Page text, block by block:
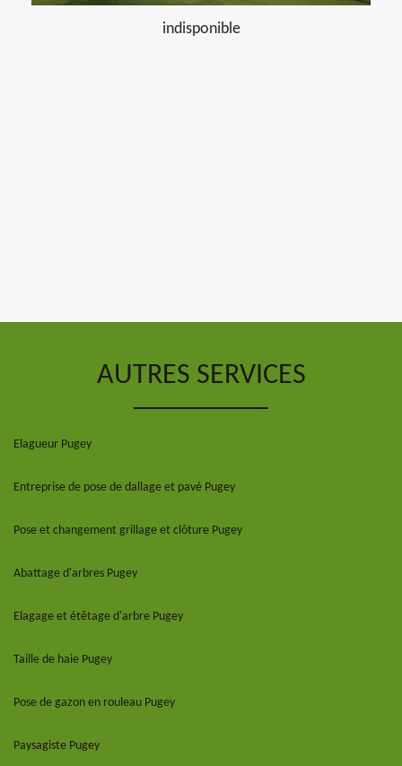
indisponible
AUTRES SERVICES
Elagueur Pugey
Entreprise de pose de dallage et pavé Pugey
Pose et changement grillage et clôture Pugey
Abattage d'arbres Pugey
Elagage et étêtage d'arbre Pugey
Taille de haie Pugey
Pose de gazon en rouleau Pugey
Paysagiste Pugey